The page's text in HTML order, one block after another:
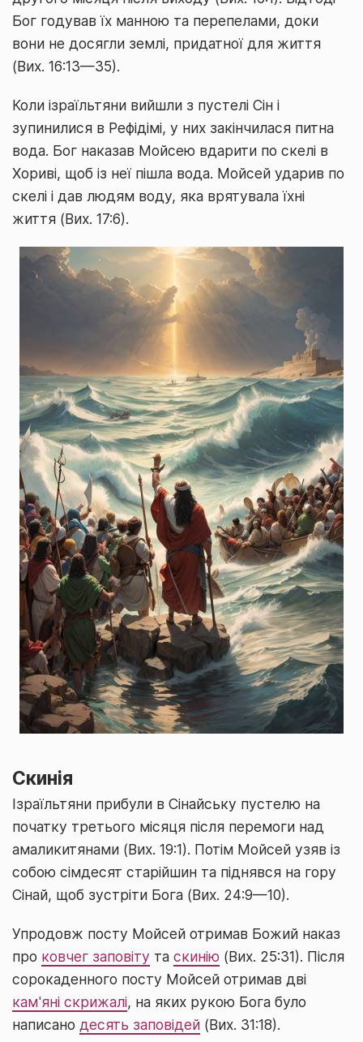
Бог годував їх манною та перепелами, доки
вони не досягли землі, придатної для життя
(Вих. 16:13—35).
Коли ізраїльтяни вийшли з пустелі Сін і
зупинилися в Рефідімі, у них закінчилася питна
вода. Бог наказав Мойсею вдарити по скелі в
Хориві, щоб із неї пішла вода. Мойсей ударив по
скелі і дав людям воду, яка врятувала їхні
життя (Вих. 17:6).
Скинія
Ізраїльтяни прибули в Сінайську пустелю на
початку третього місяця після перемоги над
амаликитянами (Вих. 19:1). Потім Мойсей узяв із
собою сімдесят старійшин та піднявся на гору
Сінай, щоб зустріти Бога (Вих. 24:9—10).
Упродовж посту Мойсей отримав Божий наказ
про ковчег заповіту та скинію (Вих. 25:31). Після
сорокаденного посту Мойсей отримав дві
кам'яні скрижалі, на яких рукою Бога було
написано десять заповідей (Вих. 31:18).